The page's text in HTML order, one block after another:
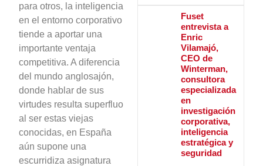
para otros, la inteligencia
en el entorno corporativo
tiende a aportar una
importante ventaja
competitiva. A diferencia
del mundo anglosajón,
donde hablar de sus
virtudes resulta superfluo
al ser estas viejas
conocidas, en España
aún supone una
escurridiza asignatura
Fuset
entrevista a
Enric
Vilamajó,
CEO de
Winterman,
consultora
especializada
en
investigación
corporativa,
inteligencia
estratégica y
seguridad